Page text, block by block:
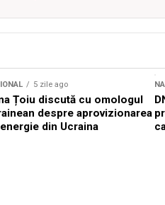
5 zile ago
Țoiu discută cu omologul
despre aprovizionarea
din Ucraina